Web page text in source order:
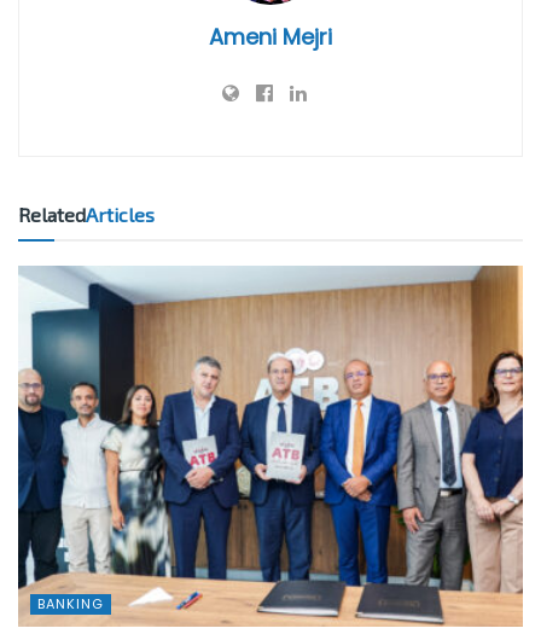
Ameni Mejri
RelatedArticles
BANKING